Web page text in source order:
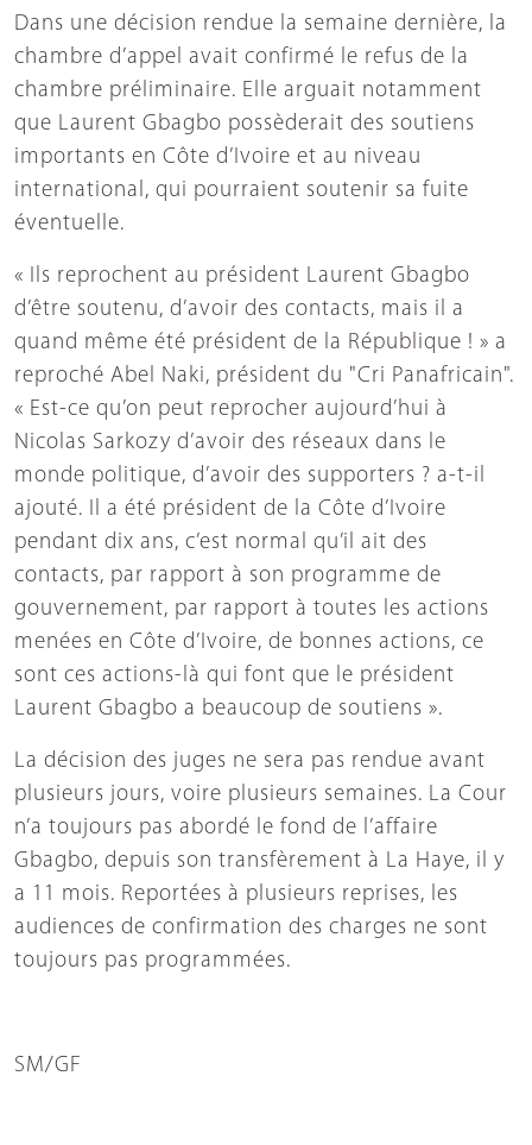
Dans une décision rendue la semaine dernière, la
chambre d’appel avait confirmé le refus de la
chambre préliminaire. Elle arguait notamment
que Laurent Gbagbo possèderait des soutiens
importants en Côte d’Ivoire et au niveau
international, qui pourraient soutenir sa fuite
éventuelle.
« Ils reprochent au président Laurent Gbagbo
d’être soutenu, d’avoir des contacts, mais il a
quand même été président de la République ! » a
reproché Abel Naki, président du "Cri Panafricain".
« Est-ce qu’on peut reprocher aujourd’hui à
Nicolas Sarkozy d’avoir des réseaux dans le
monde politique, d’avoir des supporters ? a-t-il
ajouté. Il a été président de la Côte d’Ivoire
pendant dix ans, c’est normal qu’il ait des
contacts, par rapport à son programme de
gouvernement, par rapport à toutes les actions
menées en Côte d’Ivoire, de bonnes actions, ce
sont ces actions-là qui font que le président
Laurent Gbagbo a beaucoup de soutiens ».
La décision des juges ne sera pas rendue avant
plusieurs jours, voire plusieurs semaines. La Cour
n’a toujours pas abordé le fond de l’affaire
Gbagbo, depuis son transfèrement à La Haye, il y
a 11 mois. Reportées à plusieurs reprises, les
audiences de confirmation des charges ne sont
toujours pas programmées.
SM/GF